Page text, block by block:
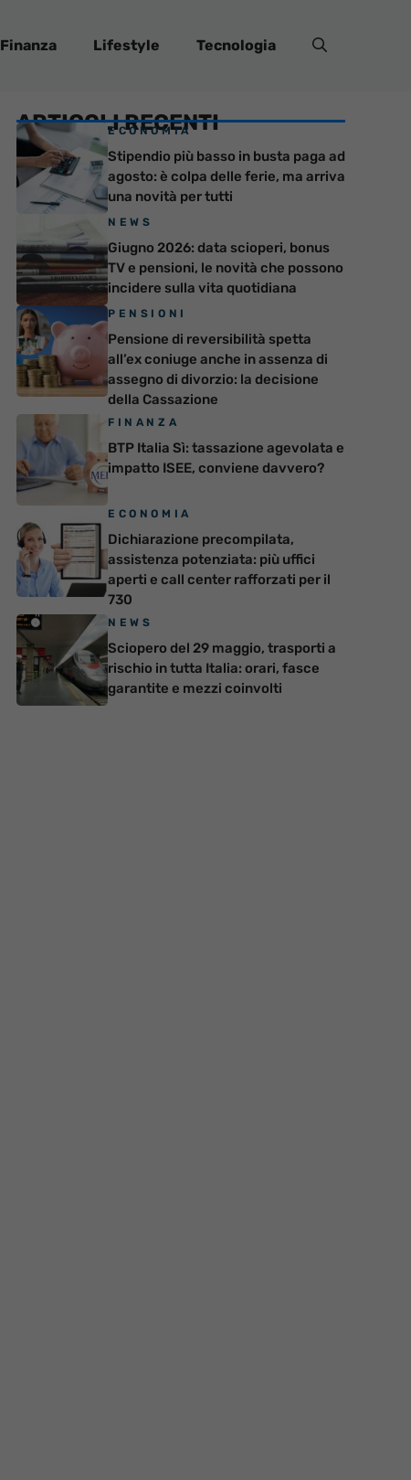
Finanza Lifestyle Tecnologia
ARTICOLI RECENTI
ECONOMIA
Stipendio più basso in busta paga ad
agosto: è colpa delle ferie, ma arriva
una novità per tutti
NEWS
Giugno 2026: data scioperi, bonus
TV e pensioni, le novità che possono
incidere sulla vita quotidiana
PENSIONI
Pensione di reversibilità spetta
all’ex coniuge anche in assenza di
assegno di divorzio: la decisione
della Cassazione
FINANZA
BTP Italia Sì: tassazione agevolata e
impatto ISEE, conviene davvero?
ECONOMIA
Dichiarazione precompilata,
assistenza potenziata: più uffici
aperti e call center rafforzati per il
730
NEWS
Sciopero del 29 maggio, trasporti a
rischio in tutta Italia: orari, fasce
garantite e mezzi coinvolti